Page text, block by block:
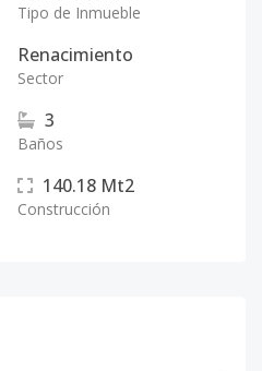
Tipo de Inmueble
Renacimiento
Sector
3
Baños
140.18 Mt2
Construcción